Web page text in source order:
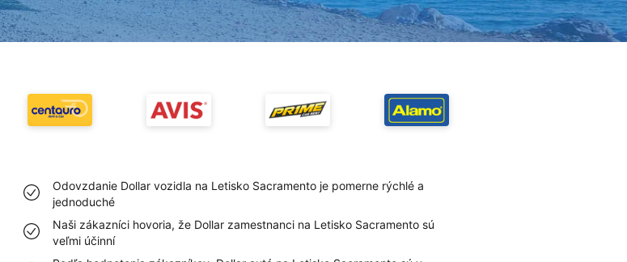
Odovzdanie Dollar vozidla na Letisko Sacramento je pomerne rýchlé a
jednoduché
Naši zákazníci hovoria, že Dollar zamestnanci na Letisko Sacramento sú
veľmi účinní